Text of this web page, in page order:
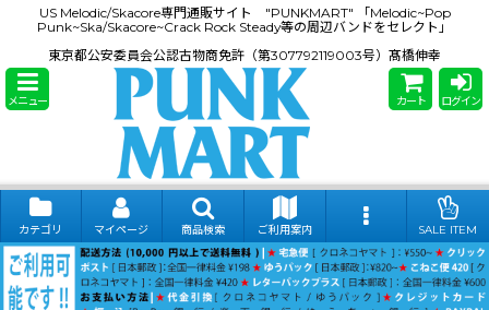
US Melodic/Skacore専門通販サイト "PUNKMART" 「Melodic~Pop
Punk~Ska/Skacore~Crack Rock Steady等の周辺バンドをセレクト」
東京都公安委員会公認古物商免許（第307792119003号）髙橋伸幸
メニュー カート ログイン
カテゴリ マイページ 商品検索 ご利用案内 SALE ITEM